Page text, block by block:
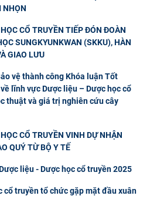
NHỌN
CỔ TRUYỀN TIẾP ĐÓN ĐOÀN
SUNGKYUNKWAN (SKKU), HÀN
GIAO LƯU
vệ thành công Khóa luận Tốt
lĩnh vực Dược liệu – Dược học cổ
thuật và giá trị nghiên cứu cây
CỔ TRUYỀN VINH DỰ NHẬN
QUÝ TỪ BỘ Y TẾ
liệu - Dược học cổ truyền 2025
cổ truyền tổ chức gặp mặt đầu xuân